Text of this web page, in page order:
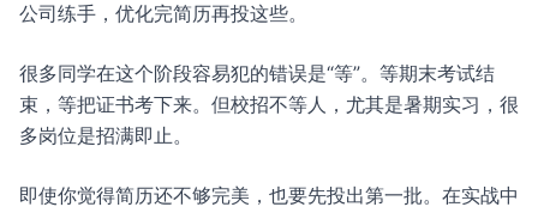
公司练手，优化完简历再投这些。
很多同学在这个阶段容易犯的错误是“等”。等期末考试结
束，等把证书考下来。但校招不等人，尤其是暑期实习，很
多岗位是招满即止。
即使你觉得简历还不够完美，也要先投出第一批。在实战中